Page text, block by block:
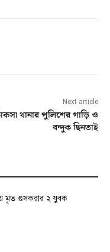
Next article
থানার পুলিশের গাড়ি ও
বন্দুক ছিনতাই
মৃত গুসকরার ২ যুবক